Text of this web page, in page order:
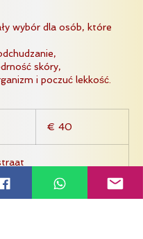
wybór dla osób, które
skóry,
€ 40